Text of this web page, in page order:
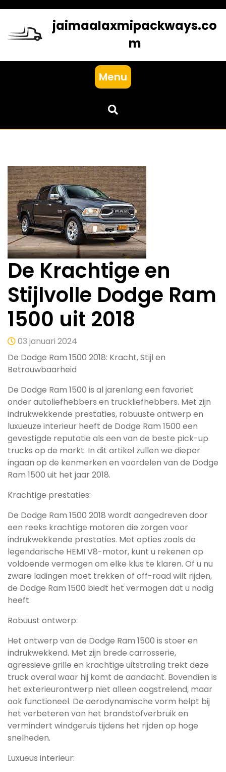
content
jaimaalaxmipackways.co
m
Menu
De Krachtige en
Stijlvolle Dodge Ram
1500 uit 2018
03 januari 2024
De Dodge Ram 1500 2018: Kracht, Stijl en
Betrouwbaarheid
De Dodge Ram 1500 is al jarenlang een favoriet
onder autoliefhebbers en truckliefhebbers. Met zijn
indrukwekkende prestaties, robuuste ontwerp en
luxueuze interieur heeft de Dodge Ram 1500 een
gevestigde reputatie als een van de beste pick-up
trucks op de markt. In dit artikel zullen we dieper
ingaan op de kenmerken en voordelen van de Dodge
Ram 1500 uit het jaar 2018.
Krachtige prestaties:
De Dodge Ram 1500 2018 wordt aangedreven door
een reeks krachtige motoren die zorgen voor
indrukwekkende prestaties. Met opties zoals de
legendarische HEMI V8-motor, kunt u rekenen op
voldoende vermogen om elke klus te klaren. Of u nu
zware ladingen moet trekken of off-road wilt rijden,
de Dodge Ram 1500 biedt het vermogen dat u nodig
heeft.
Robuust ontwerp:
Het ontwerp van de Dodge Ram 1500 is stoer en
indrukwekkend. Met zijn brede carrosserie,
agressieve grille en krachtige uitstraling trekt deze
truck overal waar hij komt de aandacht. Bovendien is
het exterieurontwerp niet alleen oogstrelend, maar
ook functioneel. De aerodynamische vorm helpt bij
het verbeteren van het brandstofverbruik en
vermindert windgeruis tijdens het rijden op hoge
snelheden.
Luxueus interieur: